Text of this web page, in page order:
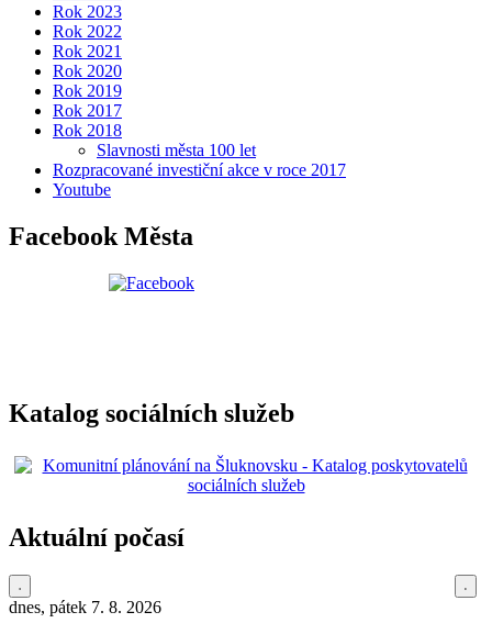
Rok 2023
Rok 2022
Rok 2021
Rok 2020
Rok 2019
Rok 2017
Rok 2018
Slavnosti města 100 let
Rozpracované investiční akce v roce 2017
Youtube
Facebook Města
Katalog sociálních služeb
Aktuální počasí
dnes, pátek 7. 8. 2026